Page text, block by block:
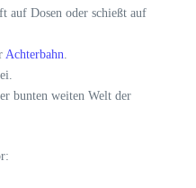
auf Dosen oder schießt auf
Achterbahn.
bunten weiten Welt der